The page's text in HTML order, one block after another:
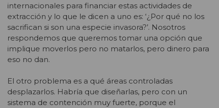
internacionales para financiar estas actividades de
extracción y lo que le dicen a uno es: ‘¿Por qué no los
sacrifican si son una especie invasora?’. Nosotros
respondemos que queremos tomar una opción que
implique moverlos pero no matarlos, pero dinero para
eso no dan.
El otro problema es a qué áreas controladas
desplazarlos. Habría que diseñarlas, pero con un
sistema de contención muy fuerte, porque el